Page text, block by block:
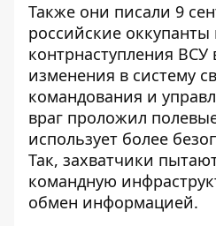
Также они писали 9
российские
контрнаступления ВСУ
изменения в систему
командования и
враг проложил
использует более
Так, захватчики
командную
обмен информацией.